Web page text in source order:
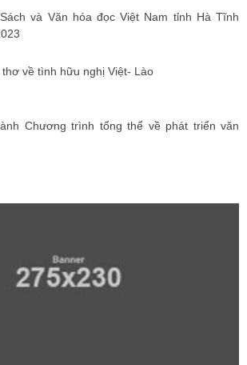
và Văn hóa đọc Việt Nam tỉnh Hà Tĩnh
thơ về tình hữu nghị Việt- Lào
Chương trình tổng thể về phát triển văn